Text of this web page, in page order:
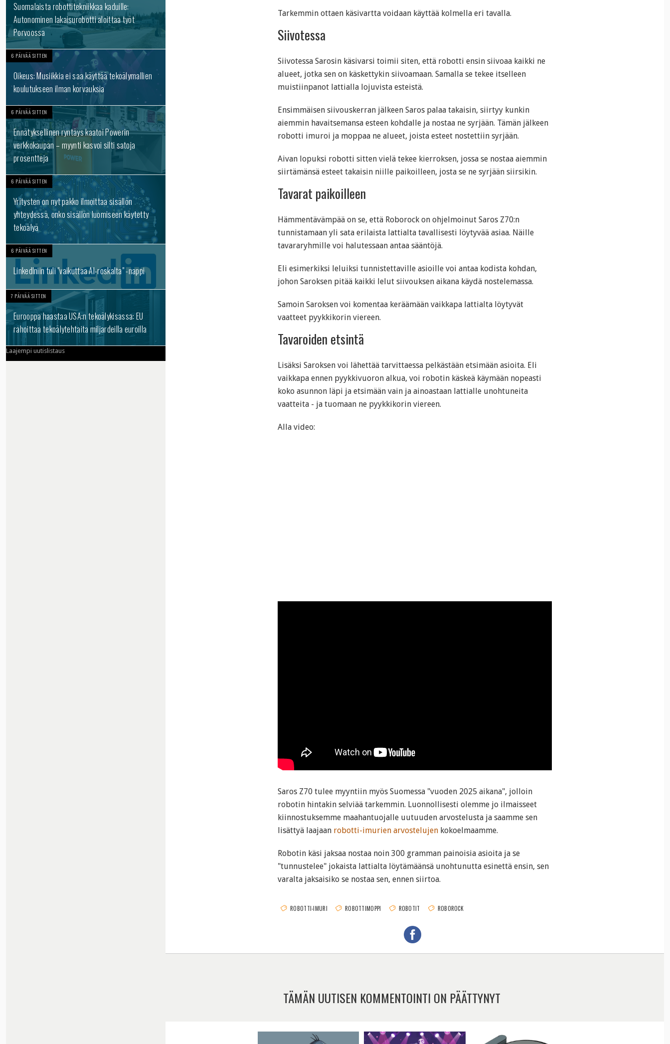
Suomalaista robottitekniikkaa kaduille:
Autonominen lakaisurobotti aloittaa työt
Porvoossa
6 PÄIVÄÄ SITTEN
Oikeus: Musiikkia ei saa käyttää tekoälymallien
koulutukseen ilman korvauksia
6 PÄIVÄÄ SITTEN
Ennätyksellinen ryntäys kaatoi Powerin
verkkokaupan – myynti kasvoi silti satoja
prosentteja
6 PÄIVÄÄ SITTEN
Yritysten on nyt pakko ilmoittaa sisällön
yhteydessä, onko sisällön luomiseen käytetty
tekoälyä
6 PÄIVÄÄ SITTEN
LinkedIniin tuli "vaikuttaa AI-roskalta" -nappi
7 PÄIVÄÄ SITTEN
Eurooppa haastaa USA:n tekoälykisassa: EU
rahoittaa tekoälytehtaita miljardeilla euroilla
Laajempi uutislistaus
Tarkemmin ottaen käsivartta voidaan käyttää kolmella eri tavalla.
Siivotessa
Siivotessa Sarosin käsivarsi toimii siten, että robotti ensin siivoaa kaikki ne
alueet, jotka sen on käskettykin siivoamaan. Samalla se tekee itselleen
muistiinpanot lattialla lojuvista esteistä.
Ensimmäisen siivouskerran jälkeen Saros palaa takaisin, siirtyy kunkin
aiemmin havaitsemansa esteen kohdalle ja nostaa ne syrjään. Tämän jälkeen
robotti imuroi ja moppaa ne alueet, joista esteet nostettiin syrjään.
Aivan lopuksi robotti sitten vielä tekee kierroksen, jossa se nostaa aiemmin
siirtämänsä esteet takaisin niille paikoilleen, josta se ne syrjään siirsikin.
Tavarat paikoilleen
Hämmentävämpää on se, että Roborock on ohjelmoinut Saros Z70:n
tunnistamaan yli sata erilaista lattialta tavallisesti löytyvää asiaa. Näille
tavararyhmille voi halutessaan antaa sääntöjä.
Eli esimerkiksi leluiksi tunnistettaville asioille voi antaa kodista kohdan,
johon Saroksen pitää kaikki lelut siivouksen aikana käydä nostelemassa.
Samoin Saroksen voi komentaa keräämään vaikkapa lattialta löytyvät
vaatteet pyykkikorin viereen.
Tavaroiden etsintä
Lisäksi Saroksen voi lähettää tarvittaessa pelkästään etsimään asioita. Eli
vaikkapa ennen pyykkivuoron alkua, voi robotin käskeä käymään nopeasti
koko asunnon läpi ja etsimään vain ja ainoastaan lattialle unohtuneita
vaatteita - ja tuomaan ne pyykkikorin viereen.
Alla video:
Saros Z70 tulee myyntiin myös Suomessa "vuoden 2025 aikana", jolloin
robotin hintakin selviää tarkemmin. Luonnollisesti olemme jo ilmaisseet
kiinnostuksemme maahantuojalle uutuuden arvostelusta ja saamme sen
lisättyä laajaan robotti-imurien arvostelujen kokoelmaamme.
Robotin käsi jaksaa nostaa noin 300 gramman painoisia asioita ja se
"tunnustelee" jokaista lattialta löytämäänsä unohtunutta esinettä ensin, sen
varalta jaksaisiko se nostaa sen, ennen siirtoa.
ROBOTTI-IMURI ROBOTTIMOPPI ROBOTIT ROBOROCK
TÄMÄN UUTISEN KOMMENTOINTI ON PÄÄTTYNYT